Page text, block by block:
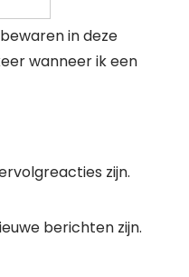
in deze
wanneer ik een
zijn.
berichten zijn.